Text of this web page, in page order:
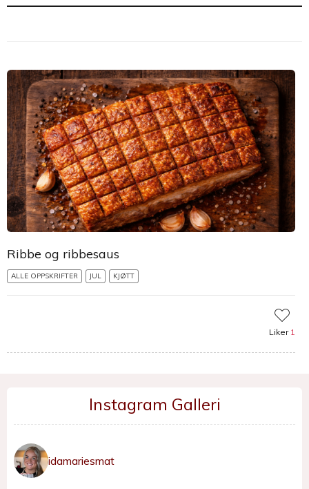
Ribbe og ribbesaus
ALLE OPPSKRIFTER JUL KJØTT
Liker 1
Instagram Galleri
idamariesmat